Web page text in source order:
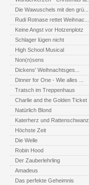
Die Wawuschels mit den grü...
Rudi Rotnase rettet Weihnac...
Keine Angst vor Hotzenplotz
Schlager lügen nicht
High School Musical
Non(n)sens
Dickens' Weihnachtsges...
Dinner for One - Wie alles ...
Tratsch im Treppenhaus
Charlie and the Golden Ticket
Natürlich Blond
Katerherz und Rattenschwanz
Höchste Zeit
Die Welle
Robin Hood
Der Zauberlehrling
Amadeus
Das perfekte Geheimnis